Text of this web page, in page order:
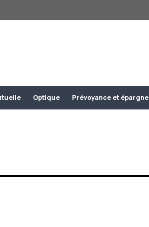
Optique Prévoyance et épargne